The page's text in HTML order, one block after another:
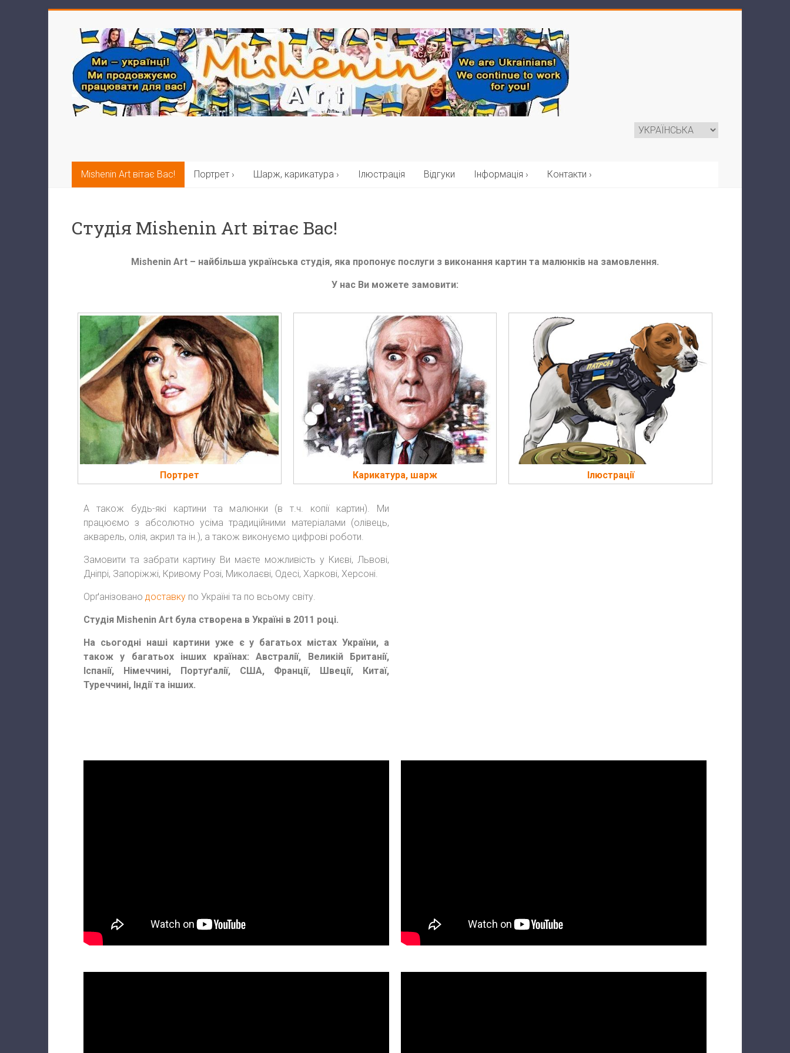
Mishenin Art вітає Вас! Портрет › Шарж, карикатура › Ілюстрація Відгуки Інформація › Контакти ›
Студія Mishenin Art вітає Вас!
Mishenin Art – найбільша українська студія, яка пропонує послуги з виконання картин та малюнків на замовлення.
У нас Ви можете замовити:
Портрет Карикатура, шарж Ілюстрації
А також будь-які картини та малюнки (в т.ч. копії картин). Ми
працюємо з абсолютно усіма традиційними матеріалами (олівець,
акварель, олія, акрил та ін.), а також виконуємо цифрові роботи.
Замовити та забрати картину Ви маєте можливість у Києві, Львові,
Дніпрі, Запоріжжі, Кривому Розі, Миколаєві, Одесі, Харкові, Херсоні.
Орґанізовано доставку по Україні та по всьому світу.
Студія Mishenin Art була створена в Україні в 2011 році.
На сьогодні наші картини уже є у багатьох містах України, а
також у багатьох інших країнах: Австралії, Великій Британії,
Іспанії, Німеччині, Портуґалії, США, Франції, Швеції, Китаї,
Туреччині, Індії та інших.
Замовляли у нас?
Поділіться
враженнями!